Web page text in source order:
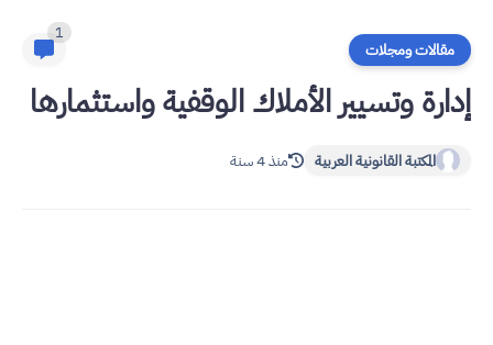
مقالات ومجلات
1
إدارة وتسيير الأملاك الوقفية واستثمارها
المكتبة القانونية العربية منذ 4 سنة